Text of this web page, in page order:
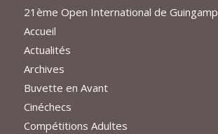
21ème Open International de Guingamp
Accueil
Actualités
Archives
Buvette en Avant
Cinéchecs
Compétitions Adultes